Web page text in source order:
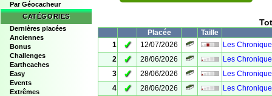
Par Géocacheur
CATÉGORIES
Dernières placées
Anciennes
Bonus
Challenges
Earthcaches
Easy
Events
Extrêmes
Placée
Taille
1
✓ 12/07/2026
Les
2
✓ 28/06/2026
Les
3
✓ 28/06/2026
Les
4
✓ 28/06/2026
Les